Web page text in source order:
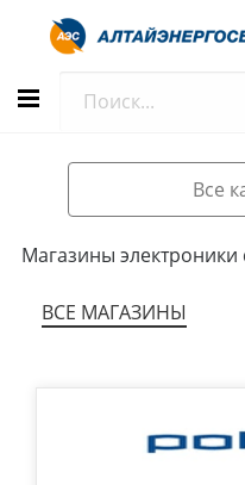
Все
Магазины электроники
ВСЕ МАГАЗИНЫ